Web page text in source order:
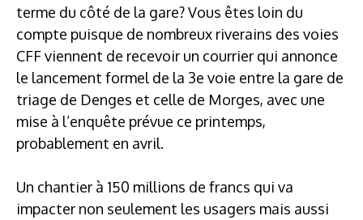
terme du côté de la gare? Vous êtes loin du
compte puisque de nombreux riverains des voies
CFF viennent de recevoir un courrier qui annonce
le lancement formel de la 3e voie entre la gare de
triage de Denges et celle de Morges, avec une
mise à l’enquête prévue ce printemps,
probablement en avril.
Un chantier à 150 millions de francs qui va
impacter non seulement les usagers mais aussi